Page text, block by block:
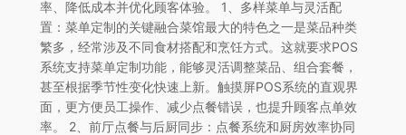
率、降低成本并优化顾客体验。 1、多样菜单与灵活配
置：菜单定制的关键融合菜馆最大的特色之一是菜品种类
繁多，经常涉及不同食材搭配和烹饪方式。这就要求POS
系统支持菜单定制功能，能够灵活调整菜品、组合套餐，
甚至根据季节性变化快速上新。触摸屏POS系统的直观界
面，更方便员工操作、减少点餐错误，也提升顾客点单效
率。 2、前厅点餐与后厨同步：点餐系统和厨房效率协同